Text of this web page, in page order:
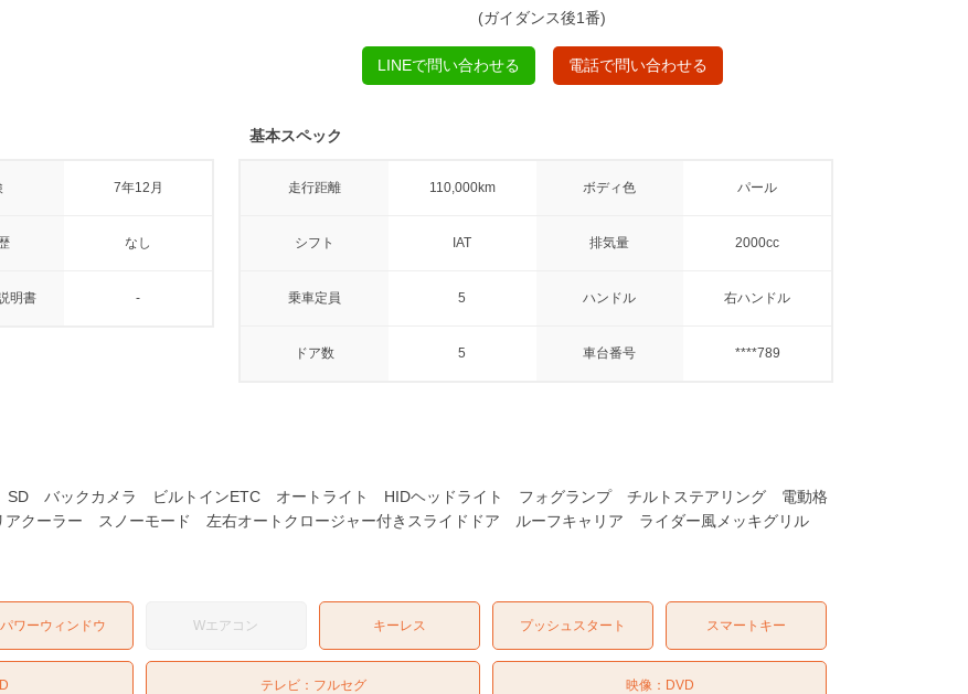
(ガイダンス後1番)
LINEで問い合わせる 電話で問い合わせる
7年12月
なし
明書 -
基本スペック
走行距離 110,000km ボディ色 パール
シフト IAT 排気量 2000cc
乗車定員 5 ハンドル 右ハンドル
ドア数 5 車台番号 ****789
バックカメラ ビルトインETC オートライト HIDヘッドライト フォグランプ チルトステアリング 電動格
ーラー スノーモード 左右オートクロージャー付きスライドドア ルーフキャリア ライダー風メッキグリル
パワーウィンドウ Wエアコン キーレス プッシュスタート スマートキー
テレビ： フルセグ 映像： DVD